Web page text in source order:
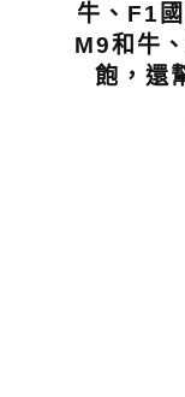
牛、F1
M9和牛
飽，還